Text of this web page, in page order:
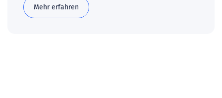
Mehr erfahren